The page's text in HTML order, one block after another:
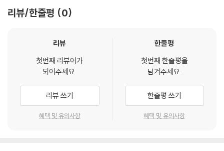
리뷰/한줄평 0
리뷰
첫번째 리뷰어가
되어주세요.
리뷰 쓰기
혜택 및 유의사항
한줄평
첫번째 한줄평을
남겨주세요.
한줄평 쓰기
혜택 및 유의사항